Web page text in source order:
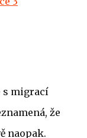
s migrací
že
naopak.